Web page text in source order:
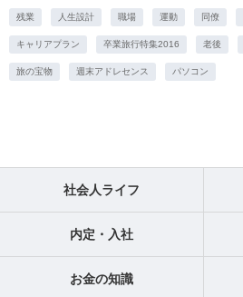
残業 人生設計 職場 運動 同僚
キャリアプラン 卒業旅行特集2016 老後
旅の宝物 週末アドレセンス パソコン
社会人ライフ
内定・入社
お金の知識